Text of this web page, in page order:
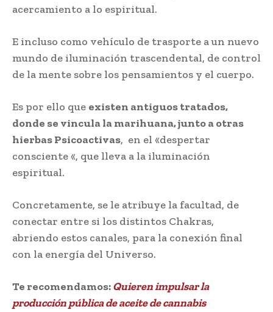
acercamiento a lo espiritual.
E incluso como vehículo de trasporte a un nuevo
mundo de iluminación trascendental, de control
de la mente sobre los pensamientos y el cuerpo.
Es por ello que existen antiguos tratados,
donde se vincula la marihuana, junto a otras
hierbas Psicoactivas, en el «despertar
consciente «, que lleva a la iluminación
espiritual.
Concretamente, se le atribuye la facultad, de
conectar entre si los distintos Chakras,
abriendo estos canales, para la conexión final
con la energía del Universo.
Te recomendamos:Quieren impulsar la
producción pública de aceite de cannabis